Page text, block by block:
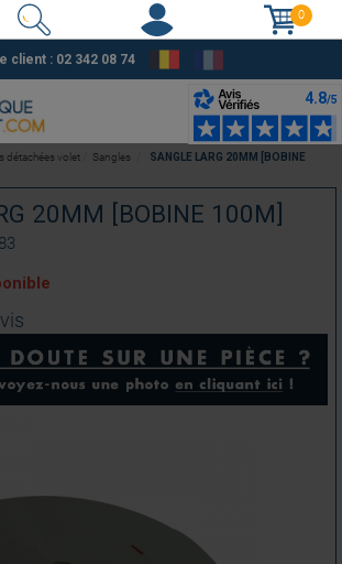
0
client : 02 342 08 74
20MM [BOBINE 100M]
détachées volet Sangles
SANGLE LARG 20MM [BOBINE